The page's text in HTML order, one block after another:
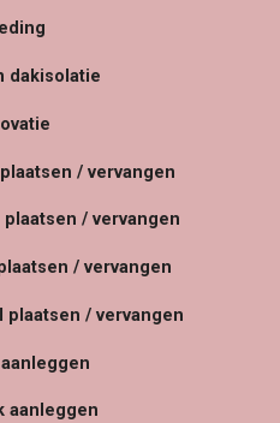
dakisolatie
/ vervangen
plaatsen / vervangen
/ vervangen
plaatsen / vervangen
aanleggen